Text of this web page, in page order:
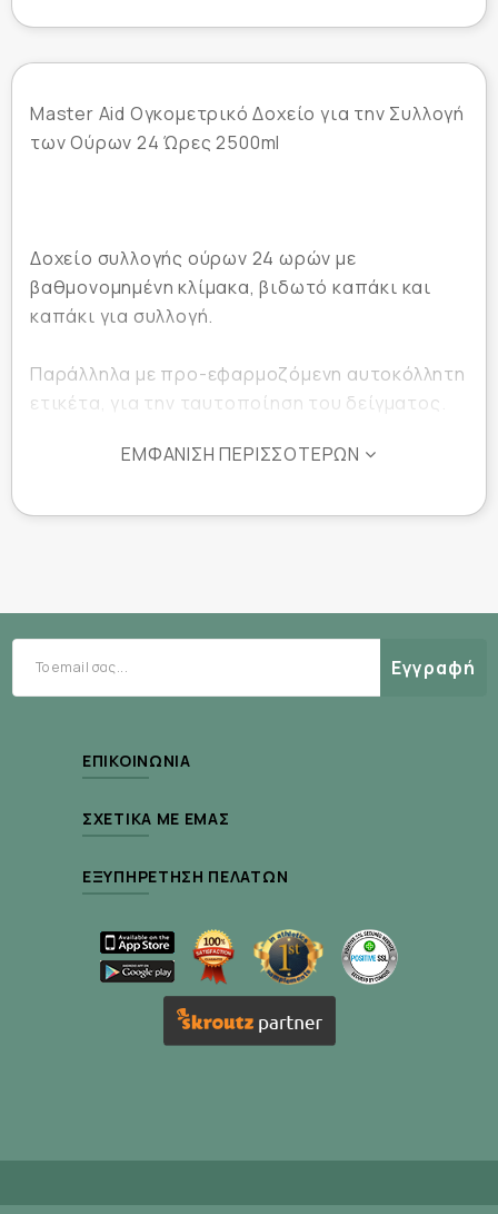
Master Aid Ογκομετρικό Δοχείο για την Συλλογή
των Ούρων 24 Ώρες 2500ml
Δοχείο συλλογής ούρων 24 ωρών με
βαθμονομημένη κλίμακα, βιδωτό καπάκι και
καπάκι για συλλογή.
Παράλληλα με προ-εφαρμοζόμενη αυτοκόλλητη
ετικέτα, για την ταυτοποίηση του δείγματος.
ΕΜΦΆΝΙΣΗ ΠΕΡΙΣΣΌΤΕΡΩΝ
Εγγραφή
ΕΠΙΚΟΙΝΩΝΊΑ
ΣΧΕΤΙΚΆ ΜΕ ΕΜΆΣ
ΕΞΥΠΗΡΈΤΗΣΗ ΠΕΛΑΤΏΝ